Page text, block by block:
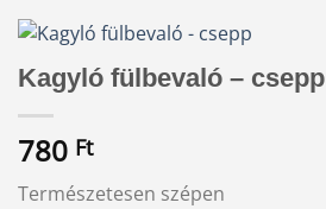
Kagyló fülbevaló – csepp
780 Ft
Természetesen szépen